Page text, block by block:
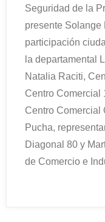
Seguridad de la
presente Solange
participación
la departamental
Natalia Raciti,
Centro Comercial
Centro Comercial
Pucha,
Diagonal 80 y
de Comercio e